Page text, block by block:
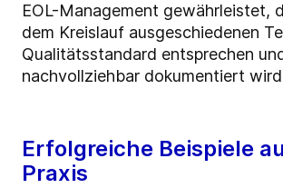
EOL-Management gewährleistet,
dem Kreislauf ausgeschiedenen
Qualitätsstandard entsprechen
nachvollziehbar dokumentiert
Erfolgreiche Beispiele
Praxis